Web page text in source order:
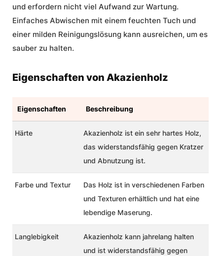
und erfordern nicht viel Aufwand zur Wartung.
Einfaches Abwischen mit einem feuchten Tuch und
einer milden Reinigungslösung kann ausreichen, um es
sauber zu halten.
Eigenschaften von Akazienholz
Eigenschaften Beschreibung
Härte
Akazienholz ist ein sehr hartes Holz,
das widerstandsfähig gegen Kratzer
und Abnutzung ist.
Farbe und Textur
Das Holz ist in verschiedenen Farben
und Texturen erhältlich und hat eine
lebendige Maserung.
Langlebigkeit
Akazienholz kann jahrelang halten
und ist widerstandsfähig gegen